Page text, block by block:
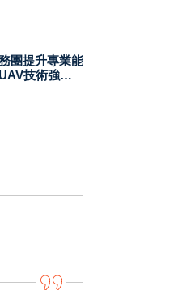
團提升專業能
技術強化